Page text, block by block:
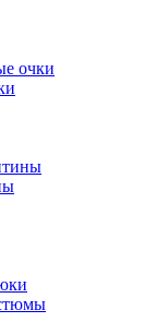
очки